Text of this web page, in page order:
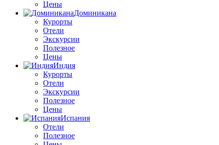
Цены
Доминикана
Курорты
Отели
Экскурсии
Полезное
Цены
Индия
Курорты
Отели
Экскурсии
Полезное
Цены
Испания
Отели
Полезное